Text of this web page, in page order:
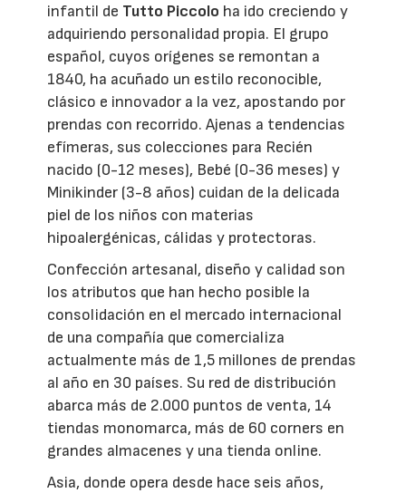
infantil de Tutto Piccolo ha ido creciendo y
adquiriendo personalidad propia. El grupo
español, cuyos orígenes se remontan a
1840, ha acuñado un estilo reconocible,
clásico e innovador a la vez, apostando por
prendas con recorrido. Ajenas a tendencias
efímeras, sus colecciones para Recién
nacido (0-12 meses), Bebé (0-36 meses) y
Minikinder (3-8 años) cuidan de la delicada
piel de los niños con materias
hipoalergénicas, cálidas y protectoras.
Confección artesanal, diseño y calidad son
los atributos que han hecho posible la
consolidación en el mercado internacional
de una compañía que comercializa
actualmente más de 1,5 millones de prendas
al año en 30 países. Su red de distribución
abarca más de 2.000 puntos de venta, 14
tiendas monomarca, más de 60 corners en
grandes almacenes y una tienda online.
Asia, donde opera desde hace seis años,